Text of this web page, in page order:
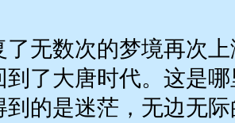
了无数次的梦境再次
到了大唐时代。这是
到的是迷茫，无边无